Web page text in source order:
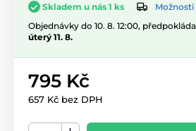
Skladem u nás 1 ks
Možnosti
Objednávky do 10. 8. 12:00,
úterý 11. 8.
795 Kč
657 Kč bez DPH